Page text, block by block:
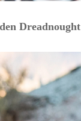
Dreadnought